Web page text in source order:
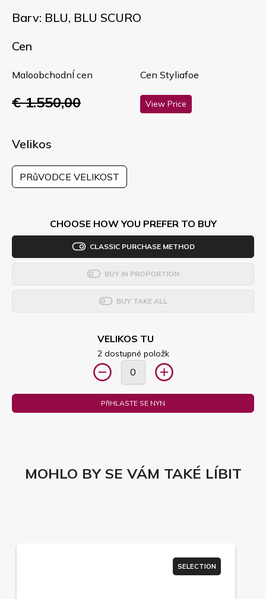
Barv: BLU, BLU SCURO
Cen
MaloobchodnÍ cen
€ 1.550,00
Cen Styliafoe
View Price
Velikos
PRůVODCE VELIKOST
CHOOSE HOW YOU PREFER TO BUY
CLASSIC PURCHASE METHOD
BUY IN PROPORTION
BUY TAKE ALL
VELIKOS TU
2 dostupné položk
PřIHLASTE SE NYN
MOHLO BY SE VÁM TAKÉ LÍBIT
SELECTION